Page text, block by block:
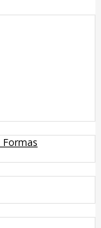
Formas